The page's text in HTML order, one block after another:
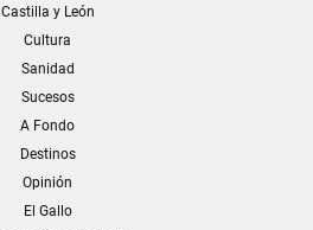
Castilla y León
Cultura
Sanidad
Sucesos
A Fondo
Destinos
Opinión
El Gallo